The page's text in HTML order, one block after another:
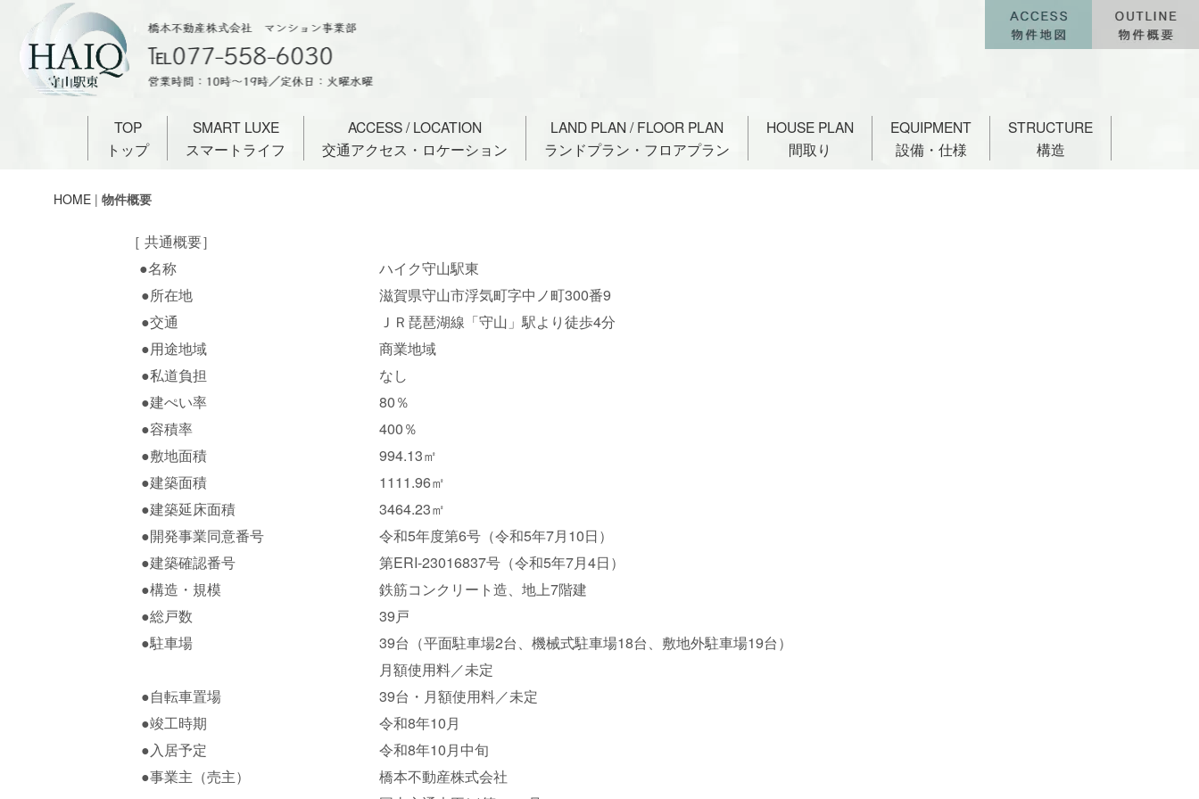
TOP
トップ
SMART LUXE
スマートライフ
ACCESS / LOCATION
交通アクセス・ロケーション
LAND PLAN / FLOOR PLAN
ランドプラン・フロアプラン
HOUSE PLAN
間取り
EQUIPMENT
設備・仕様
STRUCTURE
構造
HOME | 物件概要
［ 共通概要］
●名称
ハイク守山駅東
●所在地
滋賀県守山市浮気町字中ノ町300番9
●交通
ＪＲ琵琶湖線「守山」駅より徒歩4分
●用途地域
商業地域
●私道負担
なし
●建ぺい率
80％
●容積率
400％
●敷地面積
994.13㎡
●建築面積
1111.96㎡
●建築延床面積
3464.23㎡
●開発事業同意番号
令和5年度第6号（令和5年7月10日）
●建築確認番号
第ERI-23016837号（令和5年7月4日）
●構造・規模
鉄筋コンクリート造、地上7階建
●総戸数
39戸
●駐車場
39台（平面駐車場2台、機械式駐車場18台、敷地外駐車場19台）
月額使用料／未定
●自転車置場
39台・月額使用料／未定
●竣工時期
令和8年10月
●入居予定
令和8年10月中旬
●事業主（売主）
橋本不動産株式会社